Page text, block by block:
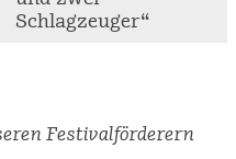
Schlagzeuger“
Festivalförderern